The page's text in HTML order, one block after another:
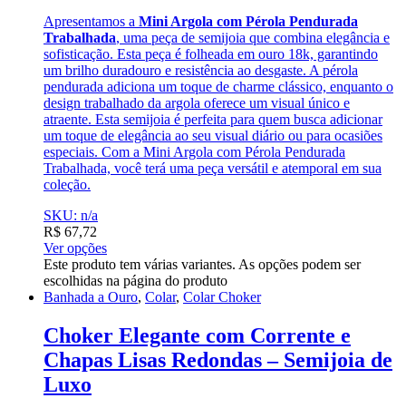
Apresentamos a Mini Argola com Pérola Pendurada
Trabalhada, uma peça de semijoia que combina elegância e
sofisticação. Esta peça é folheada em ouro 18k, garantindo
um brilho duradouro e resistência ao desgaste. A pérola
pendurada adiciona um toque de charme clássico, enquanto o
design trabalhado da argola oferece um visual único e
atraente. Esta semijoia é perfeita para quem busca adicionar
um toque de elegância ao seu visual diário ou para ocasiões
especiais. Com a Mini Argola com Pérola Pendurada
Trabalhada, você terá uma peça versátil e atemporal em sua
coleção.
SKU: n/a
R$ 67,72
Ver opções
Este produto tem várias variantes. As opções podem ser
escolhidas na página do produto
Banhada a Ouro, Colar, Colar Choker
Choker Elegante com Corrente e
Chapas Lisas Redondas – Semijoia de
Luxo